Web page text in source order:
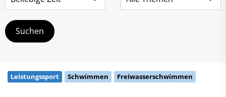
Leistungssport Schwimmen Freiwasserschwimmen
Sportentwicklung
Service
Anti-Doping
Recht auf sicheren Schwimmsport
Abteilungen
Freiwasserschwimmen